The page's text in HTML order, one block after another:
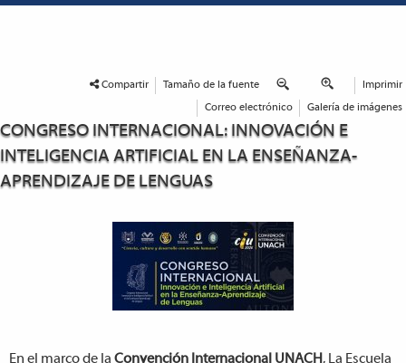
Compartir Tamaño de la fuente Imprimir
Correo electrónico Galería de imágenes
CONGRESO INTERNACIONAL: INNOVACIÓN E
INTELIGENCIA ARTIFICIAL EN LA ENSEÑANZA-
APRENDIZAJE DE LENGUAS
En el marco de la Convención Internacional UNACH , La Escuela